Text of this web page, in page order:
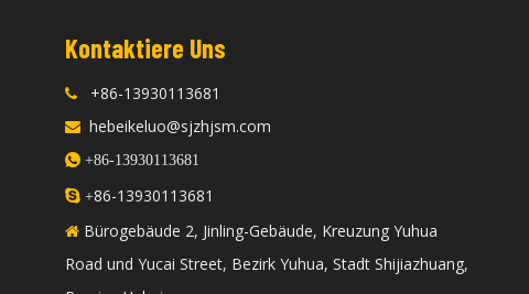
Kontaktiere Uns
 +86-13930113681
 hebeikeluo@sjzhjsm.com
+86-13930113681
 +86-13930113681
Bürogebäude 2, Jinling-Gebäude, Kreuzung Yuhua
Road und Yucai Street, Bezirk Yuhua, Stadt Shijiazhuang,